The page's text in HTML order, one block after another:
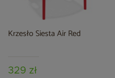
Krzesło Siesta Air Red
329 zł